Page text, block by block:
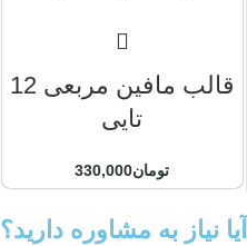
قالب مافین مربعی 12
تایی
تومان330,000
آیا نیاز به مشاوره دارید؟